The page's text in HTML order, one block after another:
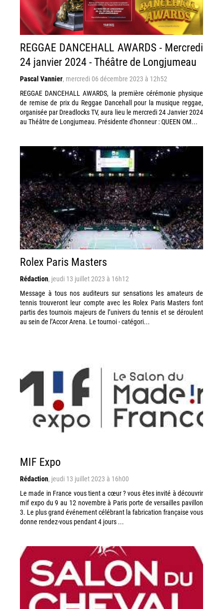
REGGAE DANCEHALL AWARDS - Mercredi
24 janvier 2024 - Théâtre de Longjumeau
Pascal Vannier, mercredi 06 décembre 2023 à 12h52
REGGAE DANCEHALL AWARDS, la première cérémonie physique
de remise de prix du Reggae Dancehall pour la musique reggae,
organisée par Dreadlocks TV, aura lieu le mercredi 24 Janvier 2024
au Théâtre de Longjumeau. Présidente d'honneur : QUEEN OM...
Rolex Paris Masters
Rédaction, jeudi 13 juillet 2023 à 16h12
Message à tous nos auditeurs sur sensations les amateurs de
tennis trouveront leur compte avec les Rolex Paris Masters font
partis des tournois majeurs de l’univers du tennis et se déroulent
au sein de l’Accor Arena. Le tournoi - catégori...
MIF Expo
Rédaction, jeudi 13 juillet 2023 à 16h00
Le made in France vous tient a cœur ? vous êtes invité à découvrir
mif expo du 9 au 12 novembre à Paris porte de versailles pavillon
3. Le plus grand événement célébrant la fabrication française vous
donne rendez-vous pendant 4 jours ...